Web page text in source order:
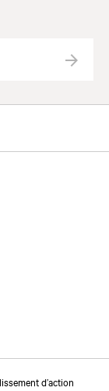
d’action